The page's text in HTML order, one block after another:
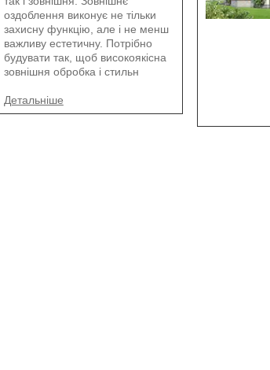
оздоблення виконує не тільки
захисну функцію, але і не менш
важливу естетичну. Потрібно
будувати так, щоб високоякісна
зовнішня обробка і стильн